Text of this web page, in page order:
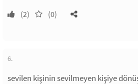
(2) (0)
6.
sevilen kişinin sevilmeyen kişiye